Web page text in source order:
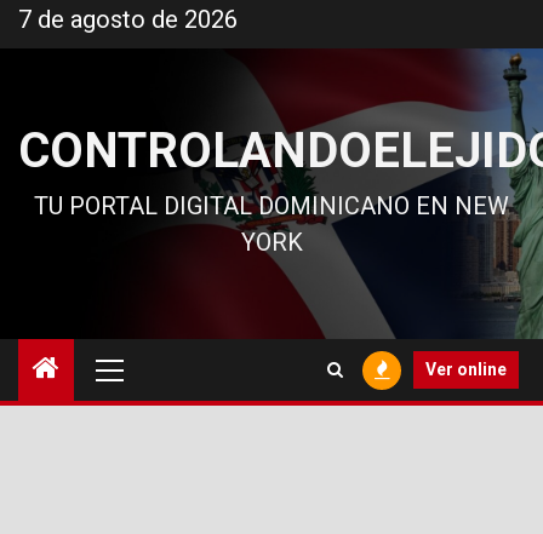
al
7 de agosto de 2026
TU PORTAL DIGITAL DOMINICANO EN NEW
YORK
principal
Ver online